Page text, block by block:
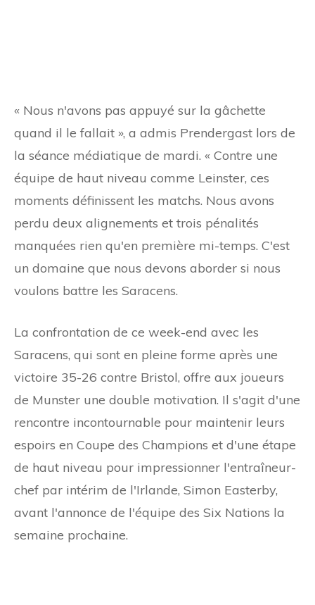
« Nous n'avons pas appuyé sur la gâchette
quand il le fallait », a admis Prendergast lors de
la séance médiatique de mardi. « Contre une
équipe de haut niveau comme Leinster, ces
moments définissent les matchs. Nous avons
perdu deux alignements et trois pénalités
manquées rien qu'en première mi-temps. C'est
un domaine que nous devons aborder si nous
voulons battre les Saracens.
La confrontation de ce week-end avec les
Saracens, qui sont en pleine forme après une
victoire 35-26 contre Bristol, offre aux joueurs
de Munster une double motivation. Il s'agit d'une
rencontre incontournable pour maintenir leurs
espoirs en Coupe des Champions et d'une étape
de haut niveau pour impressionner l'entraîneur-
chef par intérim de l'Irlande, Simon Easterby,
avant l'annonce de l'équipe des Six Nations la
semaine prochaine.